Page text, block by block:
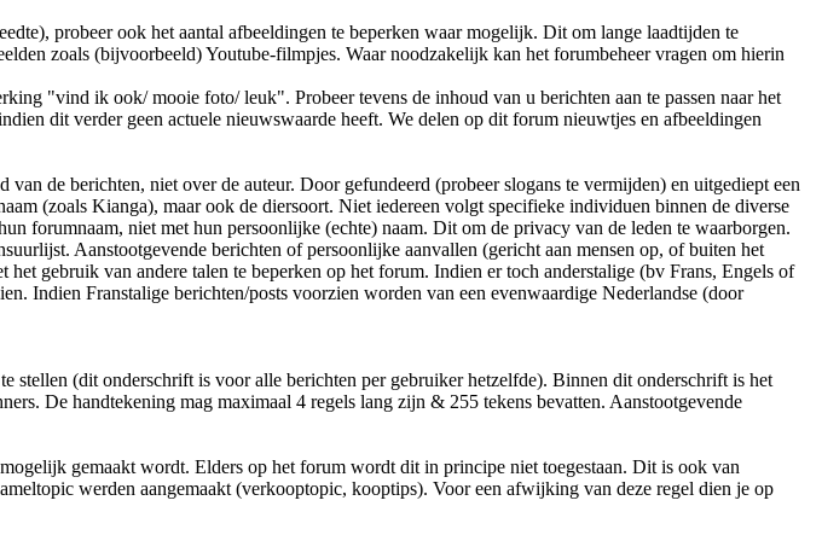
probeer ook het aantal afbeeldingen te beperken waar mogelijk. Dit om lange laadtijden te
zoals (bijvoorbeeld) Youtube-filmpjes. Waar noodzakelijk kan het forumbeheer vragen om hierin
"vind ik ook/ mooie foto/ leuk". Probeer tevens de inhoud van u berichten aan te passen naar het
dit verder geen actuele nieuwswaarde heeft. We delen op dit forum nieuwtjes en afbeeldingen
de berichten, niet over de auteur. Door gefundeerd (probeer slogans te vermijden) en uitgediept een
(zoals Kianga), maar ook de diersoort. Niet iedereen volgt specifieke individuen binnen de diverse
forumnaam, niet met hun persoonlijke (echte) naam. Dit om de privacy van de leden te waarborgen.
Aanstootgevende berichten of persoonlijke aanvallen (gericht aan mensen op, of buiten het
gebruik van andere talen te beperken op het forum. Indien er toch anderstalige (bv Frans, Engels of
Indien Franstalige berichten/posts voorzien worden van een evenwaardige Nederlandse (door
(dit onderschrift is voor alle berichten per gebruiker hetzelfde). Binnen dit onderschrift is het
De handtekening mag maximaal 4 regels lang zijn & 255 tekens bevatten. Aanstootgevende
gemaakt wordt. Elders op het forum wordt dit in principe niet toegestaan. Dit is ook van
werden aangemaakt (verkooptopic, kooptips). Voor een afwijking van deze regel dien je op